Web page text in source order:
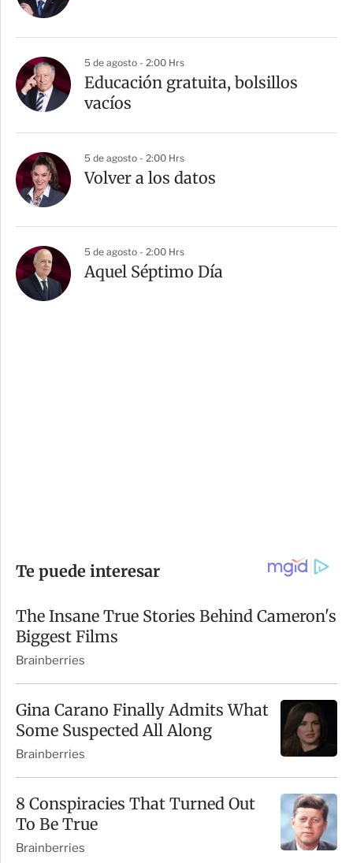
5 de agosto - 2:00 Hrs
Educación gratuita, bolsillos
vacíos
5 de agosto - 2:00 Hrs
Volver a los datos
5 de agosto - 2:00 Hrs
Aquel Séptimo Día